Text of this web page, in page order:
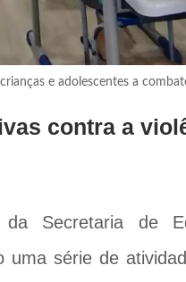
e adolescentes a
contra a
Secretaria de
uma série de